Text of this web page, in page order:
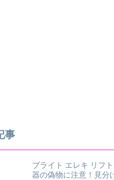
事
ブライト エレキ リフ
器の偽物に注意！見分